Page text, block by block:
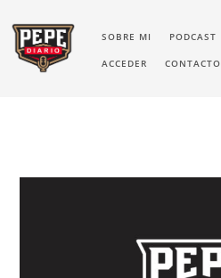
SOBRE MI PODCAST
ACCEDER CONTACTO